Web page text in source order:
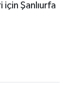
Şanlıurfa